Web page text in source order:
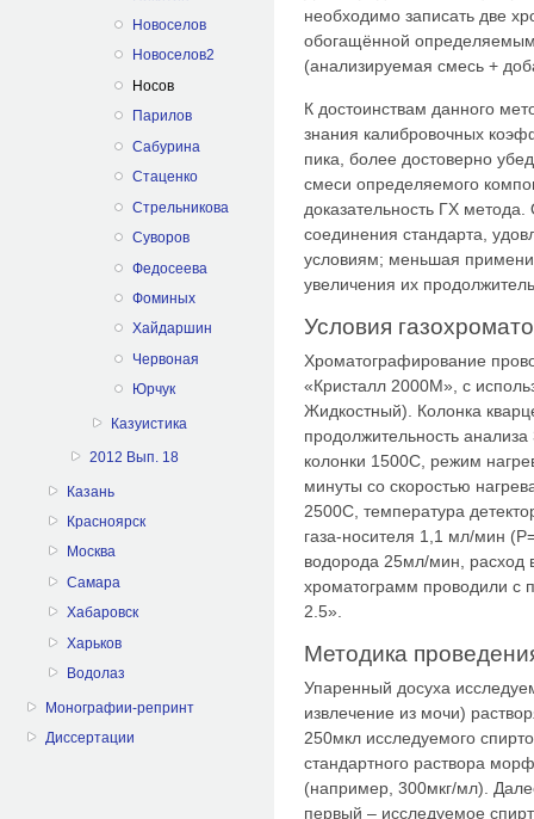
Новоселов
Новоселов2
Носов
Парилов
Сабурина
Стаценко
Стрельникова
Суворов
Федосеева
Фоминых
Хайдаршин
Червоная
Юрчук
Казуистика
2012 Вып. 18
Казань
Красноярск
Москва
Самара
Хабаровск
Харьков
Водолаз
Монографии-репринт
Диссертации
необходимо записать две
обогащённой
(анализируемая смесь +
К достоинствам данного
знания калибровочных
пика, более достоверно
смеси определяемого
доказательность ГХ
соединения стандарта,
условиям; меньшая
увеличения их
Условия
Хроматографирование
«Кристалл 2000М», с
Жидкостный). Колонка
продолжительность
колонки 1500С, режим
минуты со скоростью
2500С, температура
газа-носителя 1,1 мл/мин
водорода 25мл/мин, расход
хроматограмм проводили с
2.5».
Методика
Упаренный досуха
извлечение из мочи)
250мкл исследуемого
стандартного раствора
(например, 300мкг/мл).
первый – исследуемое